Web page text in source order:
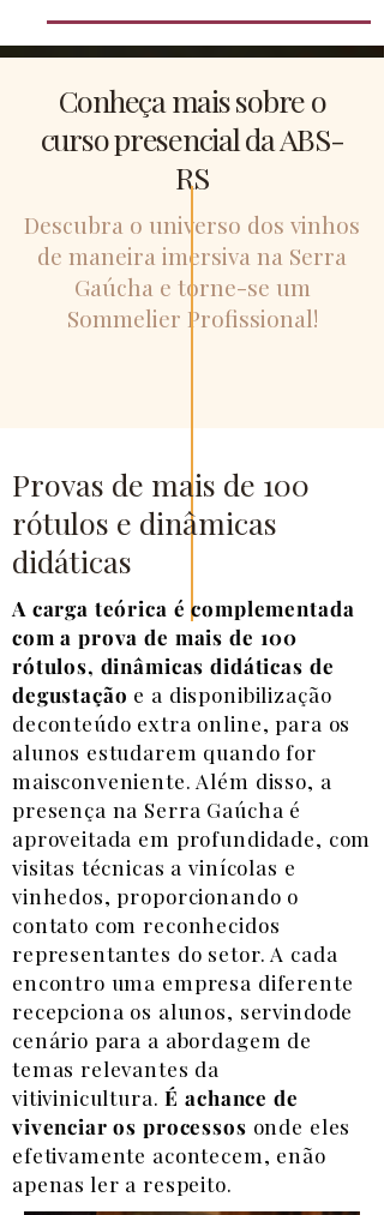
Conheça mais sobre o
curso presencial da ABS-
RS
Descubra o universo dos vinhos
de maneira imersiva na Serra
Gaúcha e torne-se um
Sommelier Profissional!
Provas de mais de 100
rótulos e dinâmicas
didáticas
A carga teórica é complementada
com a prova de mais de 100
rótulos, dinâmicas didáticas de
degustação e a disponibilização
deconteúdo extra online, para os
alunos estudarem quando for
maisconveniente. Além disso, a
presença na Serra Gaúcha é
aproveitada em profundidade, com
visitas técnicas a vinícolas e
vinhedos, proporcionando o
contato com reconhecidos
representantes do setor. A cada
encontro uma empresa diferente
recepciona os alunos, servindode
cenário para a abordagem de
temas relevantes da
vitivinicultura.É achance de
vivenciar os processos onde eles
efetivamente acontecem, enão
apenas ler a respeito.